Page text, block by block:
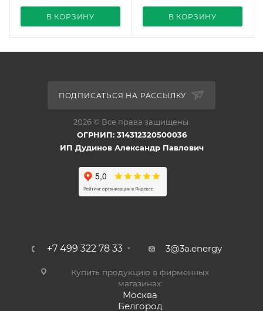
В КОРЗИНУ В КОРЗИНУ
ПОДПИСАТЬСЯ НА РАССЫЛКУ
2026 © Все права защищены.
ОГРНИП: 314312320500036
ИП Дудинов Александр Павлович
+7 499 322 78 33 3@3a.energy
Купить продукцию в фирменных
магазинах:
Москва
Белгород